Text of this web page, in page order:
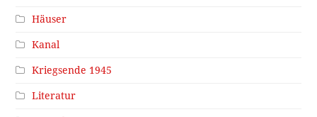
Häuser
Kanal
Kriegsende 1945
Literatur